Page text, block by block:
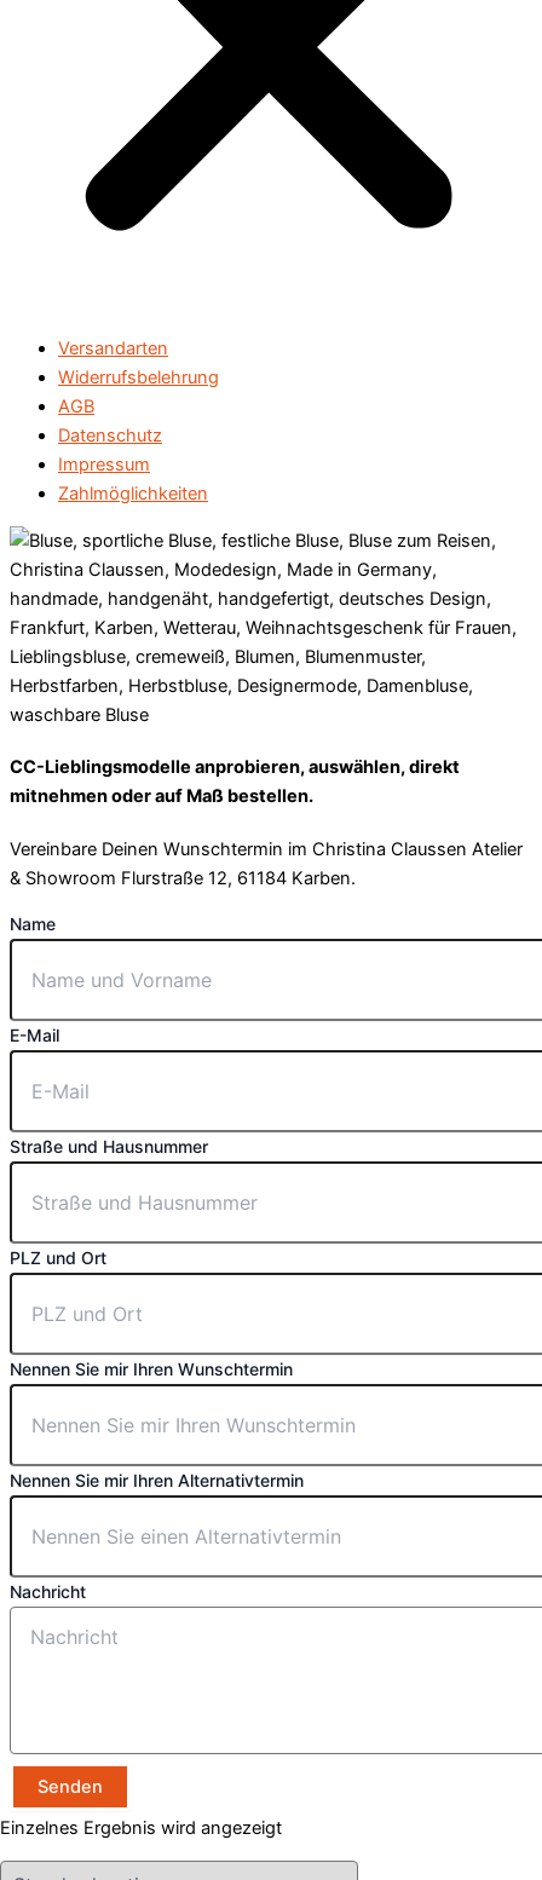
Einzelnes Ergebnis wird angezeigt
Versandarten
Widerrufsbelehrung
AGB
Datenschutz
Impressum
Zahlmöglichkeiten
CC-Lieblingsmodelle anprobieren, auswählen, direkt
mitnehmen oder auf Maß bestellen.
Vereinbare Deinen Wunschtermin im Christina Claussen Atelier
& Showroom Flurstraße 12, 61184 Karben.
Name
E-Mail
Straße und Hausnummer
PLZ und Ort
Nennen Sie mir Ihren Wunschtermin
Nennen Sie mir Ihren Alternativtermin
Nachricht
Senden